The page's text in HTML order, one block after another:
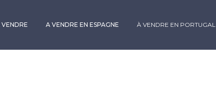
VENDRE A VENDRE EN ESPAGNE À VENDRE EN PORTUGAL